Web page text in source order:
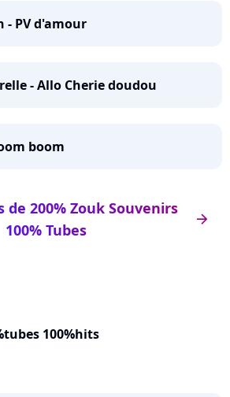
- PV d'amour
- Allo Cherie doudou
boom
arrow_right
de 200% Zouk Souvenirs
100% Tubes
100%hits